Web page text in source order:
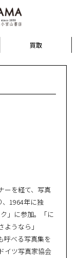
買取
ーを経て、写真
1964年に独
」に参加。「に
うなら」
呼べる写真集を
イツ写真家協会